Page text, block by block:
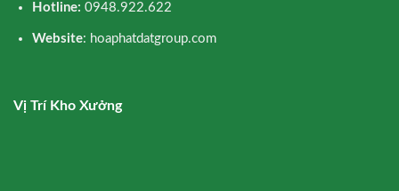
Hotline: 0948.922.622
Website: hoaphatdatgroup.com
Vị Trí Kho Xưởng